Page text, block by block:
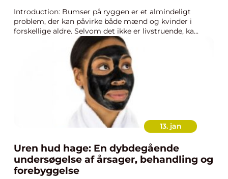
Introduction: Bumser på ryggen er et almindeligt
problem, der kan påvirke både mænd og kvinder i
forskellige aldre. Selvom det ikke er livstruende, ka...
13. jan
Uren hud hage: En dybdegående
undersøgelse af årsager, behandling og
forebyggelse